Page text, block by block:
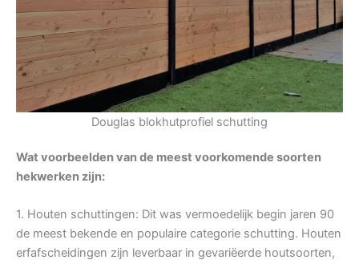
Douglas blokhutprofiel schutting
Wat voorbeelden van de meest voorkomende soorten
hekwerken zijn:
1. Houten schuttingen: Dit was vermoedelijk begin jaren 90
de meest bekende en populaire categorie schutting. Houten
erfafscheidingen zijn leverbaar in gevariëerde houtsoorten,